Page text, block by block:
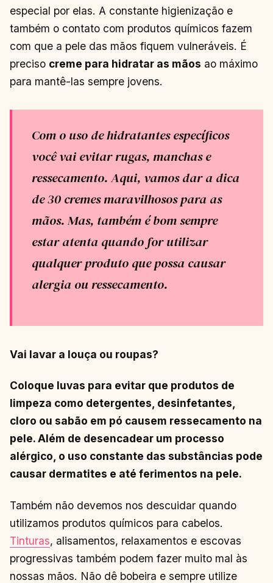
especial por elas. A constante higienização e
também o contato com produtos químicos fazem
com que a pele das mãos fiquem vulneráveis. É
preciso creme para hidratar as mãos ao máximo
para mantê-las sempre jovens.
Com o uso de hidratantes específicos
você vai evitar rugas, manchas e
ressecamento. Aqui, vamos dar a dica
de 30 cremes maravilhosos para as
mãos. Mas, também é bom sempre
estar atenta quando for utilizar
qualquer produto que possa causar
alergia ou ressecamento.
Vai lavar a louça ou roupas?
Coloque luvas para evitar que produtos de
limpeza como detergentes, desinfetantes,
cloro ou sabão em pó causem ressecamento na
pele. Além de desencadear um processo
alérgico, o uso constante das substâncias pode
causar dermatites e até ferimentos na pele.
Também não devemos nos descuidar quando
utilizamos produtos químicos para cabelos.
Tinturas, alisamentos, relaxamentos e escovas
progressivas também podem fazer muito mal às
nossas mãos. Não dê bobeira e sempre utilize